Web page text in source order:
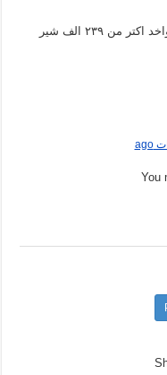
من ٢٣٩ الف شير
You